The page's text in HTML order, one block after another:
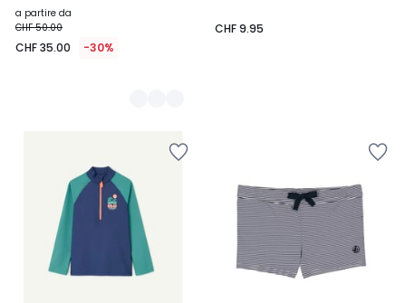
a partire da
CHF 50.00
CHF 35.00 -30%
CHF 9.95